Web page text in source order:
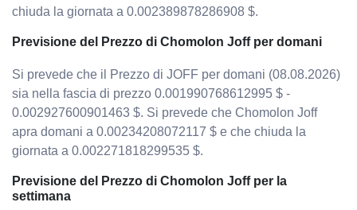
chiuda la giornata a 0.002389878286908 $.
Previsione del Prezzo di Chomolon Joff per domani
Si prevede che il Prezzo di JOFF per domani (08.08.2026)
sia nella fascia di prezzo 0.001990768612995 $ -
0.002927600901463 $. Si prevede che Chomolon Joff
apra domani a 0.00234208072117 $ e che chiuda la
giornata a 0.002271818299535 $.
Previsione del Prezzo di Chomolon Joff per la
settimana